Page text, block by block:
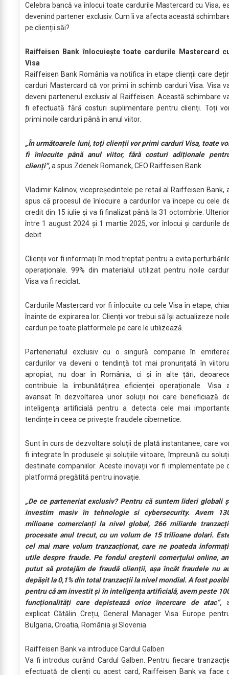
Celebra bancă va înlocui toate cardurile Mastercard cu Visa,
devenind partener exclusiv. Cum îi va afecta această
pe clienții săi?
Raiffeisen Bank înlocuiește toate cardurile Mastercard
Visa
Raiffeisen Bank România va notifica în etape clienții care
carduri Mastercard că vor primi în schimb carduri Visa. Visa
deveni partenerul exclusiv al Raiffeisen. Această schimbare
fi efectuată fără costuri suplimentare pentru clienți. Toți
primi noile carduri până în anul viitor.
„În următoarele luni, toți clienții vor primi carduri Visa, toate
fi înlocuite până anul viitor, fără costuri adiționale
clienți”,a spus Zdenek Romanek, CEO Raiffeisen Bank.
Vladimir Kalinov, vicepreședintele pe retail al Raiffeisen Bank,
spus că procesul de înlocuire a cardurilor va începe cu cele
credit din 15 iulie și va fi finalizat până la 31 octombrie.
între 1 august 2024 și 1 martie 2025, vor înlocui și cardurile
debit.
Clienții vor fi informați în mod treptat pentru a evita
operaționale. 99% din materialul utilizat pentru noile
Visa va fi reciclat.
Cardurile Mastercard vor fi înlocuite cu cele Visa în etape,
înainte de expirarea lor. Clienții vor trebui să își actualizeze
carduri pe toate platformele pe care le utilizează.
Parteneriatul exclusiv cu o singură companie în
cardurilor va deveni o tendință tot mai pronunțată în
apropiat, nu doar în România, ci și în alte țări,
contribuie la îmbunătățirea eficienței operaționale. Visa
avansat în dezvoltarea unor soluții noi care beneficiază
inteligența artificială pentru a detecta cele mai
tendințe în ceea ce privește fraudele cibernetice.
Sunt în curs de dezvoltare soluții de plată instantanee, care
fi integrate în produsele și soluțiile viitoare, împreună cu
destinate companiilor. Aceste inovații vor fi implementate pe
platformă pregătită pentru inovație.
„De ce parteneriat exclusiv? Pentru că suntem lideri globali
investim masiv în tehnologie si cybersecurity. Avem
milioane comercianți la nivel global, 266 miliarde
procesate anul trecut, cu un volum de 15 trilioane dolari.
cel mai mare volum tranzacționat, care ne poateda
utile despre fraude. Pe fondul creșterii comerțului online,
putut să protejăm de fraudă clienții, așa încât fraudele nu
depășit la 0,1% din total tranzacții la nivel mondial. A fost
pentru că am investit și în inteligența artificială, avem peste
funcționalități care depistează orice încercare de atac”,
explicat Cătălin Crețu, General Manager Visa Europe
Bulgaria, Croatia, România și Slovenia.
Raiffeisen Bank va introduce Cardul Galben
Va fi introdus curând Cardul Galben. Pentru fiecare
efectuată de clienți cu acest card, Raiffeisen Bank va face